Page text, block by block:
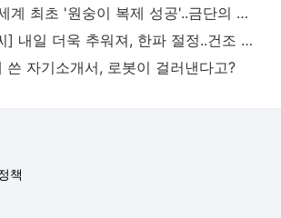
中, 세계 최초 '원숭이 복제 성공'..금단의 선까지?
[날씨] 내일 더욱 추워져, 한파 절정..건조 특보 확대
쓴 자기소개서, 로봇이 걸러낸다고?
책